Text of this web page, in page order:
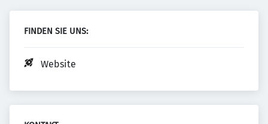
FINDEN SIE UNS:
Website